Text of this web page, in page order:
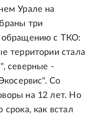
Урале на
три
обращению с ТКО:
территории стала
северные -
Со
на 12 лет. Но
как встал